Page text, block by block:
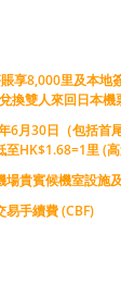
享8,000里及本地
換雙人來回日本機
6月30日（包括首
HK$1.68=1里 (高
場貴賓候機室設施
易手續費 (CBF)